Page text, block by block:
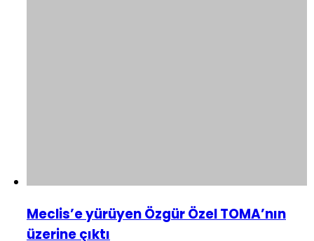
Meclis’e yürüyen Özgür Özel TOMA’nın
üzerine çıktı